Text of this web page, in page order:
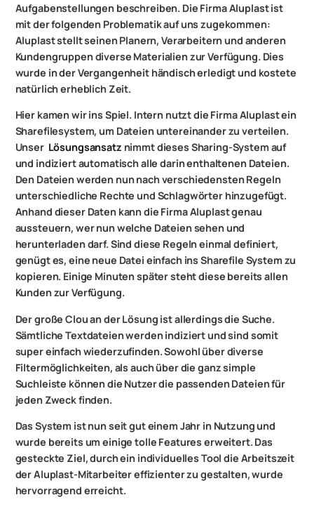
Aufgabenstellungen beschreiben. Die Firma Aluplast ist
mit der folgenden Problematik auf uns zugekommen:
Aluplast stellt seinen Planern, Verarbeitern und anderen
Kundengruppen diverse Materialien zur Verfügung. Dies
wurde in der Vergangenheit händisch erledigt und kostete
natürlich erheblich Zeit.
Hier kamen wir ins Spiel. Intern nutzt die Firma Aluplast ein
Sharefilesystem, um Dateien untereinander zu verteilen.
Unser Lösungsansatz nimmt dieses Sharing-System auf
und indiziert automatisch alle darin enthaltenen Dateien.
Den Dateien werden nun nach verschiedensten Regeln
unterschiedliche Rechte und Schlagwörter hinzugefügt.
Anhand dieser Daten kann die Firma Aluplast genau
aussteuern, wer nun welche Dateien sehen und
herunterladen darf. Sind diese Regeln einmal definiert,
genügt es, eine neue Datei einfach ins Sharefile System zu
kopieren. Einige Minuten später steht diese bereits allen
Kunden zur Verfügung.
Der große Clou an der Lösung ist allerdings die Suche.
Sämtliche Textdateien werden indiziert und sind somit
super einfach wiederzufinden. Sowohl über diverse
Filtermöglichkeiten, als auch über die ganz simple
Suchleiste können die Nutzer die passenden Dateien für
jeden Zweck finden.
Das System ist nun seit gut einem Jahr in Nutzung und
wurde bereits um einige tolle Features erweitert. Das
gesteckte Ziel, durch ein individuelles Tool die Arbeitszeit
der Aluplast-Mitarbeiter effizienter zu gestalten, wurde
hervorragend erreicht.